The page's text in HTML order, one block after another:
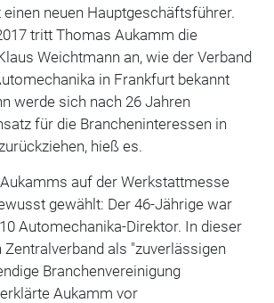
neuen Hauptgeschäftsführer.
tritt Thomas Aukamm die
Weichtmann an, wie der Verband
in Frankfurt bekannt
werde sich nach 26 Jahren
für die Brancheninteressen in
hieß es.
auf der Werkstattmesse
gewählt: Der 46-Jährige war
Automechanika-Direktor. In dieser
Zentralverband als "zuverlässigen
Branchenvereinigung
Aukamm vor